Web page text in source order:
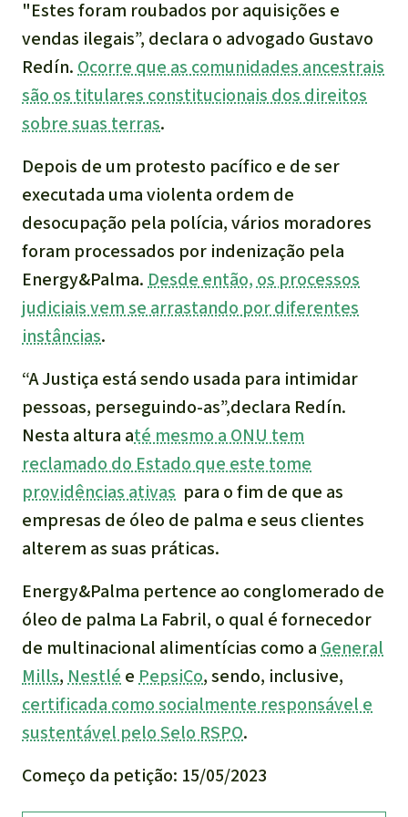
"Estes foram roubados por aquisições e
vendas ilegais”, declara o advogado Gustavo
Redín. Ocorre que as comunidades ancestrais
são os titulares constitucionais dos direitos
sobre suas terras.
Depois de um protesto pacífico e de ser
executada uma violenta ordem de
desocupação pela polícia, vários moradores
foram processados por indenização pela
Energy&Palma. Desde então, os processos
judiciais vem se arrastando por diferentes
instâncias.
“A Justiça está sendo usada para intimidar
pessoas, perseguindo-as”,declara Redín.
Nesta altura até mesmo a ONU tem
reclamado do Estado que este tome
providências ativas para o fim de que as
empresas de óleo de palma e seus clientes
alterem as suas práticas.
Energy&Palma pertence ao conglomerado de
óleo de palma La Fabril, o qual é fornecedor
de multinacional alimentícias como a General
Mills, Nestlé e PepsiCo, sendo, inclusive,
certificada como socialmente responsável e
sustentável pelo Selo RSPO.
Começo da petição: 15/05/2023